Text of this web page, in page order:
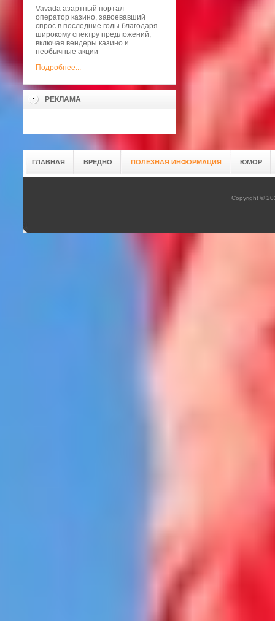
Vavada азартный портал —
оператор казино, завоевавший
спрос в последние годы благодаря
широкому спектру предложений,
включая вендеры казино и
необычные акции
Подробнее...
РЕКЛАМА
ГЛАВНАЯ ВРЕДНО ПОЛЕЗНАЯ ИНФОРМАЦИЯ ЮМОР
Copyright ©